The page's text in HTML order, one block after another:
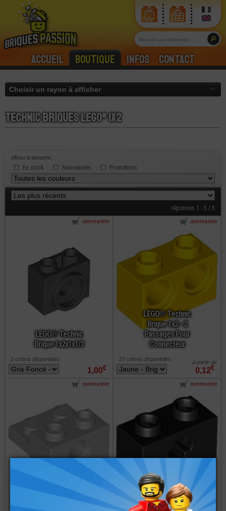
Accueil Boutique Infos Contact
Technic briques lego® 1x2
Affinez la recherche...
En stock Nouveautés Promotions
réponses 1 - 5 / 5
LEGO® Technic
Brique 1x2x1x1/3
1,00€
commander
2 coloris disponibles
LEGO® Technic
Brique 1x2 - 2
Passages Pour
Connecteur
0,12€
à partir de
commander
10 coloris disponibles
LEGO® Technic
Brique avec
Ouverture
commander
LEGO® Technic
Brique 1x2 avec
Passage pour
Axe
commander